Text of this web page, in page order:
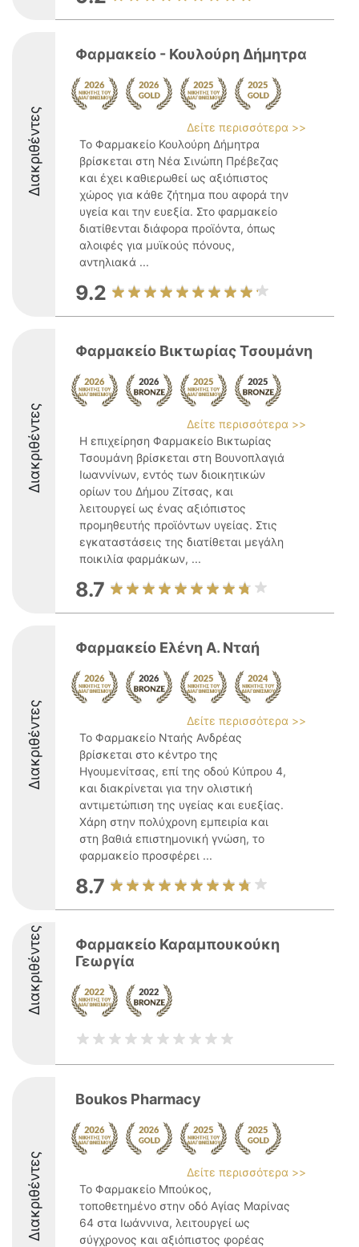
Διακριθέντες
Φαρμακείο - Κουλούρη Δήμητρα
Δείτε περισσότερα >>
Το Φαρμακείο Κουλούρη Δήμητρα
βρίσκεται στη Νέα Σινώπη Πρέβεζας
και έχει καθιερωθεί ως αξιόπιστος
χώρος για κάθε ζήτημα που αφορά την
υγεία και την ευεξία. Στο φαρμακείο
διατίθενται διάφορα προϊόντα, όπως
αλοιφές για μυϊκούς πόνους,
αντηλιακά ...
9.2
Διακριθέντες
Φαρμακείο Βικτωρίας Τσουμάνη
Δείτε περισσότερα >>
Η επιχείρηση Φαρμακείο Βικτωρίας
Τσουμάνη βρίσκεται στη Βουνοπλαγιά
Ιωαννίνων, εντός των διοικητικών
ορίων του Δήμου Ζίτσας, και
λειτουργεί ως ένας αξιόπιστος
προμηθευτής προϊόντων υγείας. Στις
εγκαταστάσεις της διατίθεται μεγάλη
ποικιλία φαρμάκων, ...
8.7
Διακριθέντες
Φαρμακείο Ελένη Α. Νταή
Δείτε περισσότερα >>
Το Φαρμακείο Νταής Ανδρέας
βρίσκεται στο κέντρο της
Ηγουμενίτσας, επί της οδού Κύπρου 4,
και διακρίνεται για την ολιστική
αντιμετώπιση της υγείας και ευεξίας.
Χάρη στην πολύχρονη εμπειρία και
στη βαθιά επιστημονική γνώση, το
φαρμακείο προσφέρει ...
8.7
Διακριθέντες
Φαρμακείο Καραμπουκούκη
Γεωργία
Διακριθέντες
Boukos Pharmacy
Δείτε περισσότερα >>
Το Φαρμακείο Μπούκος,
τοποθετημένο στην οδό Αγίας Μαρίνας
64 στα Ιωάννινα, λειτουργεί ως
σύγχρονος και αξιόπιστος φορέας